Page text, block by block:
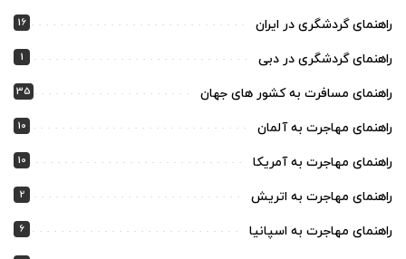
راهنمای گردشگری در ایران 16
راهنمای گردشگری در دبی 1
راهنمای مسافرت به کشور های جهان 35
راهنمای مهاجرت به آلمان 10
راهنمای مهاجرت به آمریکا 10
راهنمای مهاجرت به اتریش 2
راهنمای مهاجرت به اسپانیا 6